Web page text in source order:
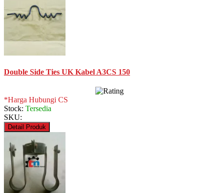
Double Side Ties UK Kabel A3CS 150
*Harga Hubungi CS
Stock: Tersedia
SKU:
Detail Produk